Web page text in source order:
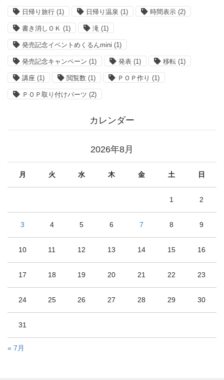
日帰り旅行 (1) 日帰り温泉 (1) 時間表示 (2)
書き消しＯＫ (1) 滝 (1)
発売記念イベントめくるんmini (1)
発売記念キャンペーン (1) 発表 (1) 移転 (1)
講座 (1) 閲覧数 (1) ＰＯＰ作り (1)
ＰＯＰ取り付けパーツ (2)
カレンダー
2026年8月
月 火 水 木 金 土 日
1 2
3 4 5 6 7 8 9
10 11 12 13 14 15 16
17 18 19 20 21 22 23
24 25 26 27 28 29 30
31
« 7月